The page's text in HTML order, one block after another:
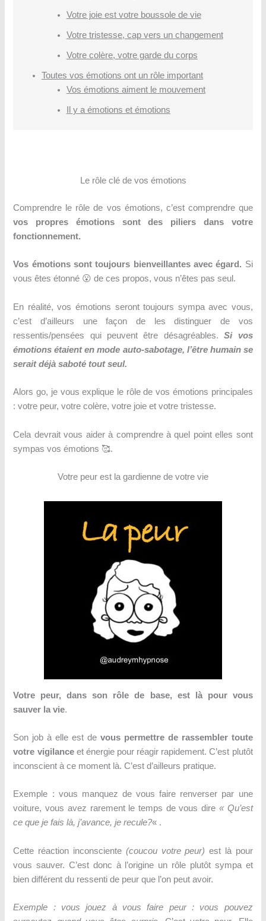
Votre joie est votre boussole de vie
Votre tristesse, cap vers un changement
Votre colère, votre garde du corps
Toutes vos émotions ont un rôle important
Vos émotions aiment le mouvement
Il y a émotions et émotions
Le rôle clé de vos émotions
Comprendre le rôle de vos émotions, c’est comprendre que
vos propres émotions sont des piliers dans votre
fonctionnement.
Vos émotions sont toujours bienveillantes avec égard. Si
vous êtes étonné 😮 de ces propos, vous n’êtes pas seul.
En réalité, vos émotions seront toujours sympa avec vous,
c’est d’ailleurs une façon de les distinguer de vos
ressentis/pensées qui peuvent être désagréables.Si vos
émotions étaient en mode auto-sabotage, l’être humain se
serait déjà saboté tout seul.
Alors go, je vous explique le rôle de vos émotions principales
: votre peur, votre colère, votre joie et votre tristesse.
Cela devrait vous aider à comprendre à quel point elles sont
sympas vos émotions 🥰.
Votre peur est la gardienne de votre vie
Votre peur, dans son rôle de base, est là pour vous
sauver la vie.
Son job à elle est de vous permettre de rassembler toute
votre vigilance et énergie pour réagir rapidement. C’est plutôt
inconscient à ce moment là. C’est d’ailleurs pratique.
Exemple : vous manquez de vous faire renverser par une
voiture, vous avez rarement le temps de vous dire « Qu’est
ce que je fais là, j’avance, je recule?« .
Cette réaction inconsciente(coucou votre peur) est là pour
vous sauver. C’est donc à l’origine un rôle plutôt sympa et
bien différent du ressenti de peur que l’on peut avoir.
Exemple : vous jouez à vous faire peur : vous pouvez